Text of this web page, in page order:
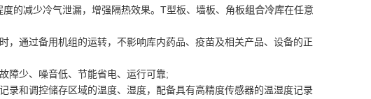
的减少冷气泄漏，增强隔热效果。T型板、墙板、角板组合冷库在任意
，通过备用机组的运转，不影响库内药品、疫苗及相关产品、设备的正
障少、噪音低、节能省电、运行可靠;
录和调控储存区域的温度、湿度，配备具有高精度传感器的温湿度记录